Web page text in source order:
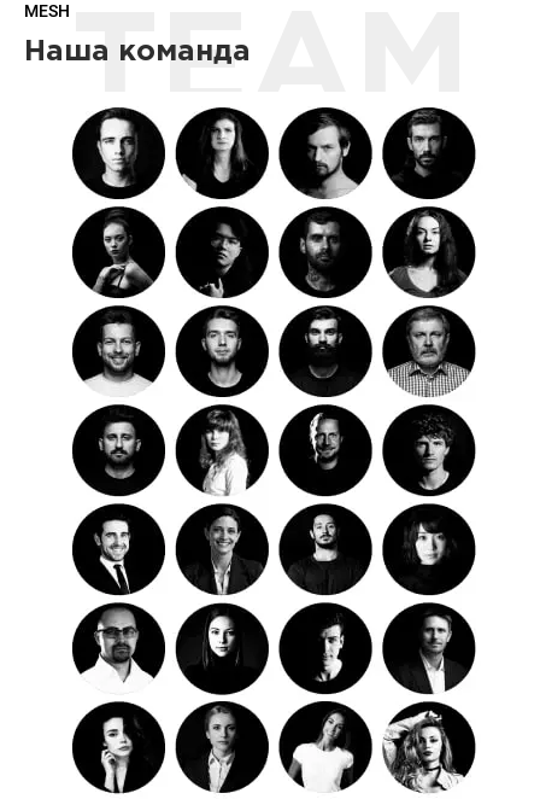
TEAM
MESH
Наша команда